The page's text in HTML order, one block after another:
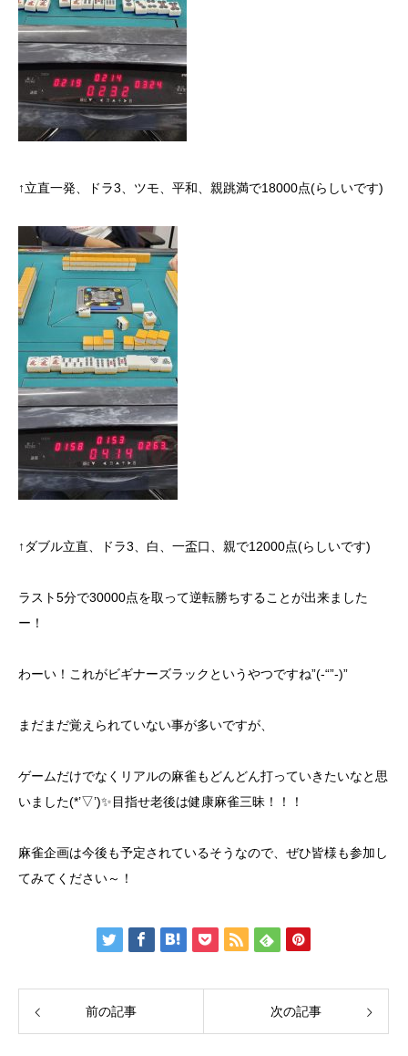
↑立直一発、ドラ3、ツモ、平和、親跳満で18000点(らしいです)
↑ダブル立直、ドラ3、白、一盃口、親で12000点(らしいです)
ラスト5分で30000点を取って逆転勝ちすることが出来ました
ー！
わーい！これがビギナーズラックというやつですね”(-“”-)”
まだまだ覚えられていない事が多いですが、
ゲームだけでなくリアルの麻雀もどんどん打っていきたいなと思
いました(*’▽’)✨目指せ老後は健康麻雀三昧！！！
麻雀企画は今後も予定されているそうなので、ぜひ皆様も参加し
てみてください～！
前の記事 次の記事